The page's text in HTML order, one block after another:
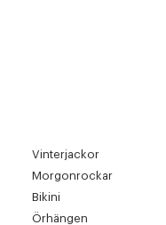
Vinterjackor
Morgonrockar
Bikini
Örhängen